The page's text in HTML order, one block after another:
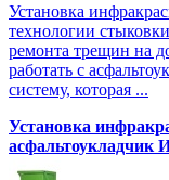
Установка
технологии
ремонта трещин на
работать с
систему, которая ...
Установка
асфальтоукладчик